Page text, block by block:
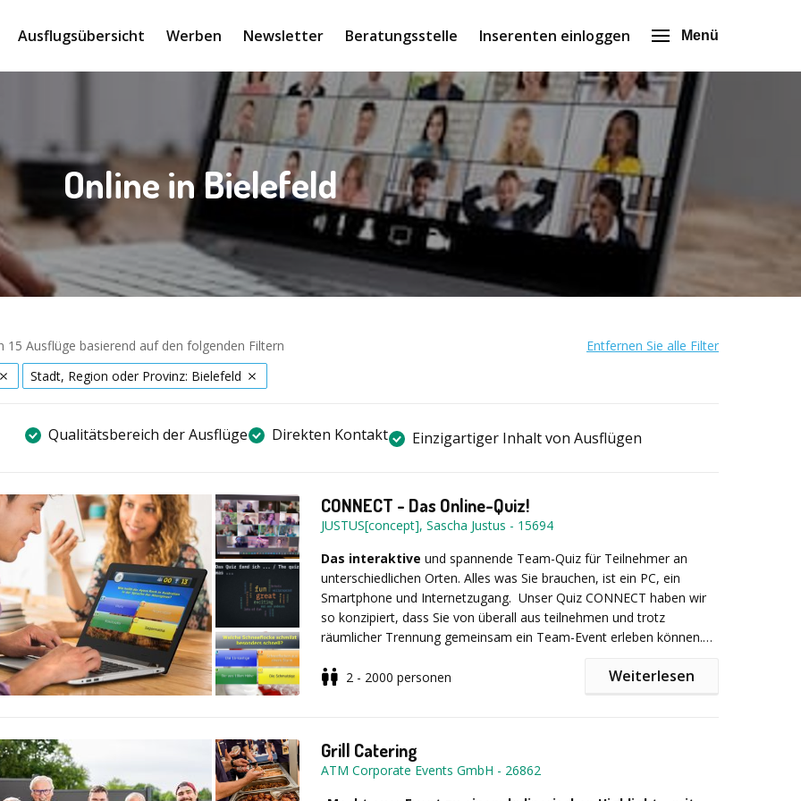
Ausflugsübersicht Werben Newsletter Beratungsstelle Inserenten einloggen Menü
Online in Bielefeld
15 Ausflüge basierend auf den folgenden Filtern
Entfernen Sie alle Filter
Stadt, Region oder Provinz: Bielefeld
Qualitätsbereich der Ausflüge Direkten Kontakt Einzigartiger Inhalt von Ausflügen
CONNECT - Das Online-Quiz!
JUSTUS[concept], Sascha Justus - 15694
Das interaktive und spannende Team-Quiz für Teilnehmer an
unterschiedlichen Orten. Alles was Sie brauchen, ist ein PC, ein
Smartphone und Internetzugang. Unser Quiz CONNECT haben wir
so konzipiert, dass Sie von überall aus teilnehmen und trotz
räumlicher Trennung gemeinsam ein Team-Event erleben können.
etc.). Es kann auch in (virtuellen) Gruppen gespielt werden, so macht
Ihre Vorteile:
2 - 2000 personen Weiterlesen
Grill Catering
ATM Corporate Events GmbH - 26862